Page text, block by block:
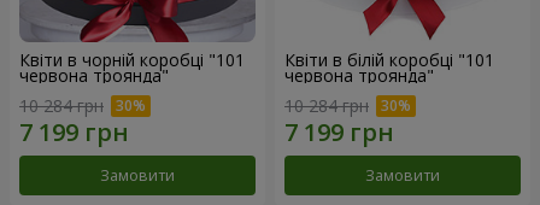
Квіти в чорній коробці "101
червона троянда"
10 284 грн
Замовити
Квіти в білій коробці "101
червона троянда"
10 284 грн
Замовити